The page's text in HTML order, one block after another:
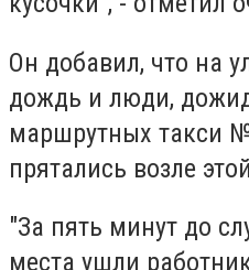
Он добавил, что на
дождь и люди,
маршрутных такси
прятались возле
"За пять минут до
места ушли